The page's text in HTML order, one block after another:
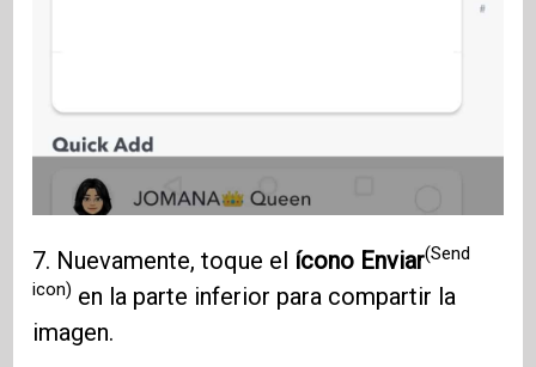
7. Nuevamente, toque el ícono Enviar(Send
icon) en la parte inferior para compartir la
imagen.